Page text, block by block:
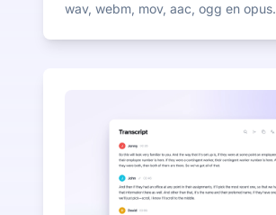
wav, webm, mov, aac, ogg en opus.